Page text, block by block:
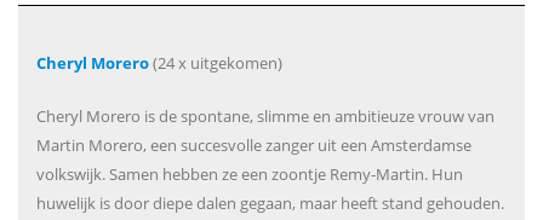
Cheryl Morero(24 x uitgekomen)
Cheryl Morero is de spontane, slimme en ambitieuze vrouw van
Martin Morero, een succesvolle zanger uit een Amsterdamse
volkswijk. Samen hebben ze een zoontje Remy-Martin. Hun
huwelijk is door diepe dalen gegaan, maar heeft stand gehouden.